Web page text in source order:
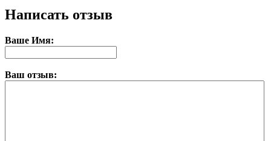
Написать отзыв
Ваше Имя:
Ваш отзыв: